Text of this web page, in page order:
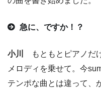
急に、ですか！？
小川
もともとピアノだ
メロディを乗せて。今
テンポな曲とは違って、